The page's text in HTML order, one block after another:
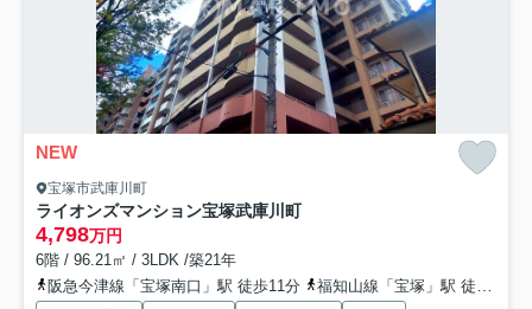
NEW
宝塚市武庫川町
ライオンズマンション宝塚武庫川町
4,798万円
6階 / 96.21㎡ / 3LDK /築21年
阪急今津線「宝塚南口」駅 徒歩11分
福知山線「宝塚」駅 徒歩19分